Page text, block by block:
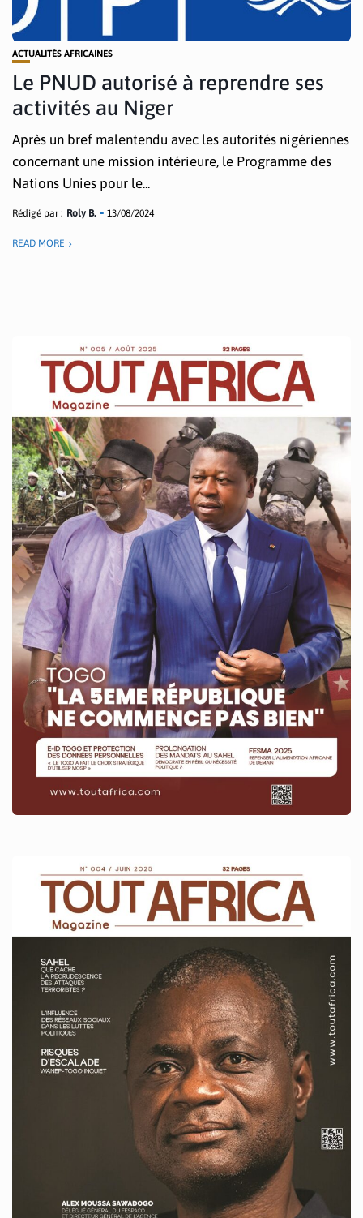
ACTUALITÉS AFRICAINES
Le PNUD autorisé à reprendre ses
activités au Niger
Après un bref malentendu avec les autorités nigériennes
concernant une mission intérieure, le Programme des
Nations Unies pour le...
Rédigé par : Roly B. 13/08/2024
READ MORE